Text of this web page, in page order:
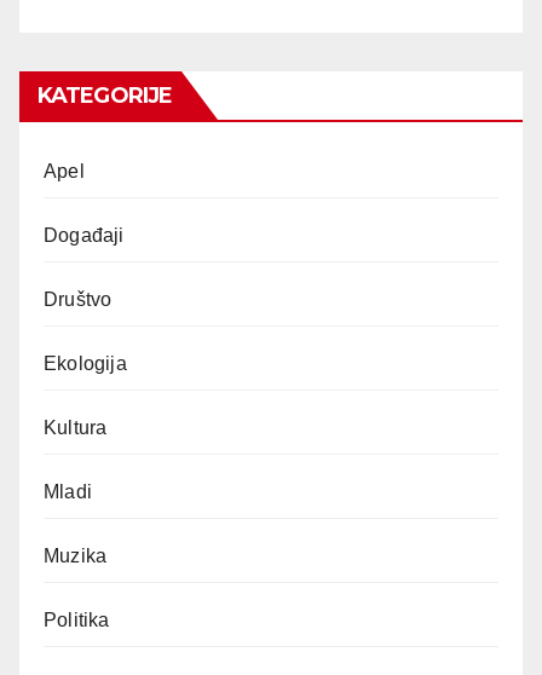
KATEGORIJE
Apel
Događaji
Društvo
Ekologija
Kultura
Mladi
Muzika
Politika